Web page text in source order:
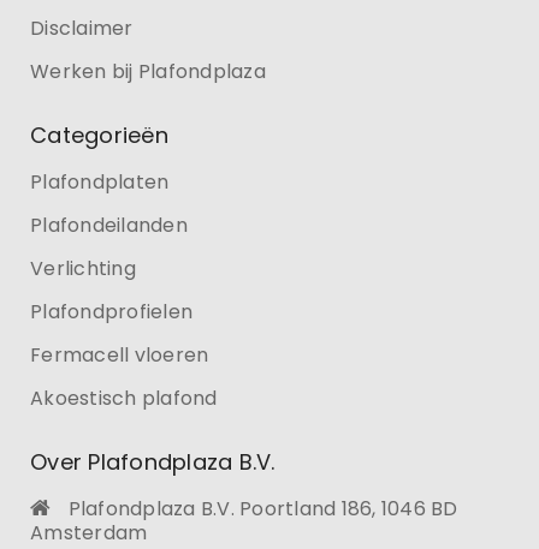
Disclaimer
Werken bij Plafondplaza
Categorieën
Plafondplaten
Plafondeilanden
Verlichting
Plafondprofielen
Fermacell vloeren
Akoestisch plafond
Over Plafondplaza B.V.
Plafondplaza B.V. Poortland 186, 1046 BD
Amsterdam